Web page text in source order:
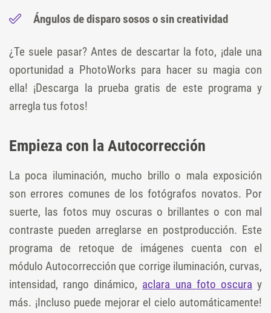
Ángulos de disparo sosos o sin creatividad
¿Te suele pasar? Antes de descartar la foto, ¡dale una
oportunidad a PhotoWorks para hacer su magia con
ella! ¡Descarga la prueba gratis de este programa y
arregla tus fotos!
Empieza con la Autocorrección
La poca iluminación, mucho brillo o mala exposición
son errores comunes de los fotógrafos novatos. Por
suerte, las fotos muy oscuras o brillantes o con mal
contraste pueden arreglarse en postproducción. Este
programa de retoque de imágenes cuenta con el
módulo Autocorrección que corrige iluminación, curvas,
intensidad, rango dinámico, aclara una foto oscura y
más. ¡Incluso puede mejorar el cielo automáticamente!